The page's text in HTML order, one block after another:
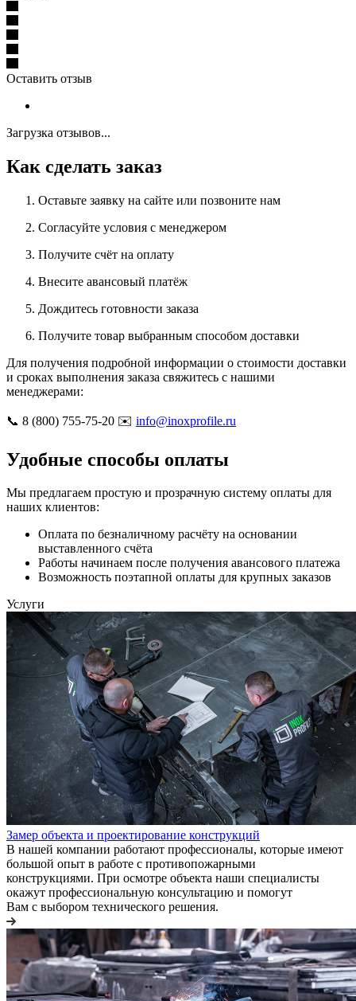
Оставить отзыв
Загрузка отзывов...
Как сделать заказ
Оставьте заявку на сайте или позвоните нам
Согласуйте условия с менеджером
Получите счёт на оплату
Внесите авансовый платёж
Дождитесь готовности заказа
Получите товар выбранным способом доставки
Для получения подробной информации о стоимости доставки
и сроках выполнения заказа свяжитесь с нашими
менеджерами:
📞 8 (800) 755-75-20 ✉️ info@inoxprofile.ru
Удобные способы оплаты
Мы предлагаем простую и прозрачную систему оплаты для
наших клиентов:
Оплата по безналичному расчёту на основании
выставленного счёта
Работы начинаем после получения авансового платежа
Возможность поэтапной оплаты для крупных заказов
Услуги
Замер объекта и проектирование конструкций
В нашей компании работают профессионалы, которые имеют
большой опыт в работе с противопожарными
конструкциями. При осмотре объекта наши специалисты
окажут профессиональную консультацию и помогут
Вам с выбором технического решения.